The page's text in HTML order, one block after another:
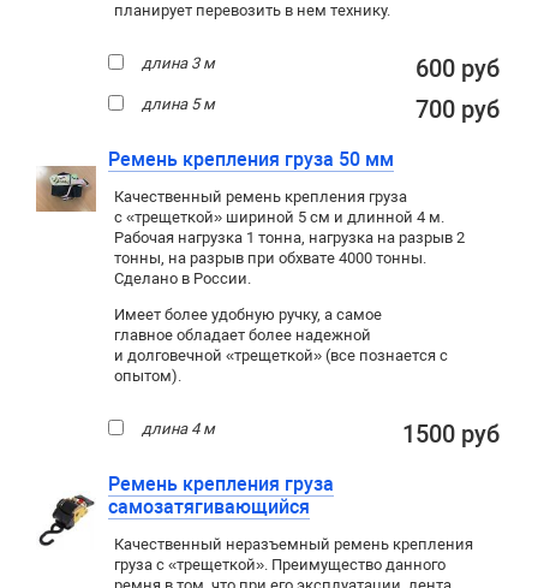
планирует перевозить в нем технику.
длина 3 м 600 руб
длина 5 м 700 руб
Ремень крепления груза 50 мм
Качественный ремень крепления груза
с «трещеткой» шириной 5 см и длинной 4 м.
Рабочая нагрузка 1 тонна, нагрузка на разрыв 2
тонны, на разрыв при обхвате 4000 тонны.
Сделано в России.
Имеет более удобную ручку, а самое
главное обладает более надежной
и долговечной «трещеткой» (все познается с
опытом).
длина 4 м 1500 руб
Ремень крепления груза
самозатягивающийся
Качественный неразъемный ремень крепления
груза с «трещеткой». Преимущество данного